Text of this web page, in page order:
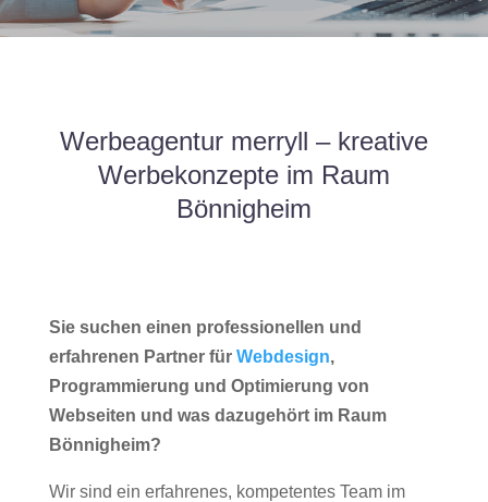
Werbeagentur merryll – kreative
Werbekonzepte im Raum
Bönnigheim
Sie suchen einen professionellen und
erfahrenen Partner für Webdesign,
Programmierung und Optimierung von
Webseiten und was dazugehört im Raum
Bönnigheim?
Wir sind ein erfahrenes, kompetentes Team im